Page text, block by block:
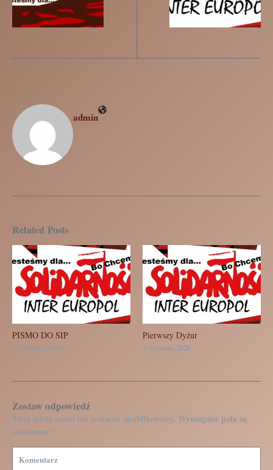
admin
Related Posts
PISMO DO SIP
11 stycznia, 2026
Pierwszy Dyżur
3 stycznia, 2026
Zostaw odpowiedź
Twój adres email nie zostanie opublikowany. Wymagane pola są
oznaczone *